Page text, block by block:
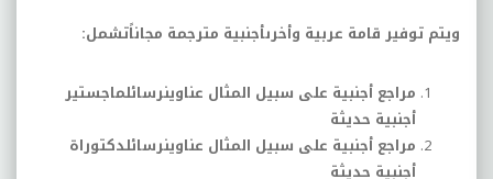
ويتم توفير قامة عربية وأخرىأجنبية مترجمة مجاناًتشمل:
مراجع أجنبية على سبيل المثال عناوينرسائلماجستير
أجنبية حديثة
مراجع أجنبية على سبيل المثال عناوينرسائلدكتوراة
أجنبية حديثة